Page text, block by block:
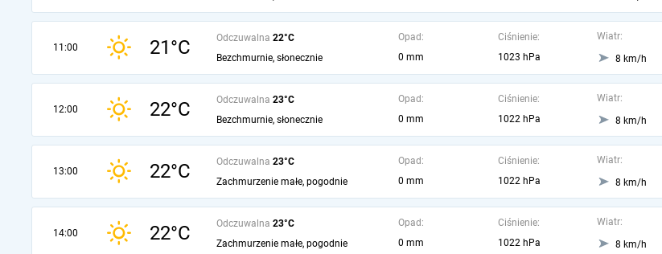
11:00 21°C Odczuwalna 22°C
Bezchmurnie, słonecznie
Opad:
0 mm
Ciśnienie:
1023 hPa
Wiatr:
8 km/h
12:00 22°C Odczuwalna 23°C
Bezchmurnie, słonecznie
Opad:
0 mm
Ciśnienie:
1022 hPa
Wiatr:
8 km/h
13:00 22°C Odczuwalna 23°C
Zachmurzenie małe, pogodnie
Opad:
0 mm
Ciśnienie:
1022 hPa
Wiatr:
8 km/h
14:00 22°C Odczuwalna 23°C
Zachmurzenie małe, pogodnie
Opad:
0 mm
Ciśnienie:
1022 hPa
Wiatr:
8 km/h